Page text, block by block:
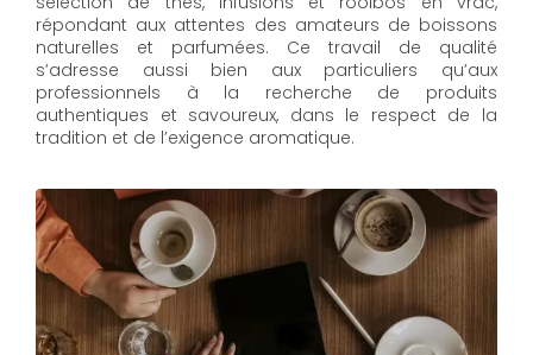
répondant aux attentes des amateurs de boissons
naturelles et parfumées. Ce travail de qualité
s’adresse aussi bien aux particuliers qu’aux
professionnels à la recherche de produits
authentiques et savoureux, dans le respect de la
tradition et de l’exigence aromatique.